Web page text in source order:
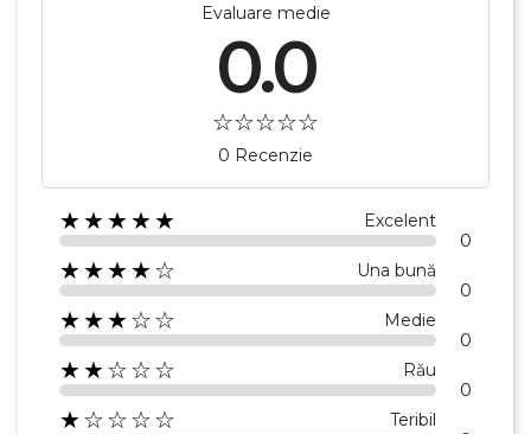
Evaluare medie
0.0
0 Recenzie
★★★★★ Excelent
0
★★★★☆ Una bună
0
★★★☆☆ Medie
0
★★☆☆☆ Rău
0
★☆☆☆☆ Teribil